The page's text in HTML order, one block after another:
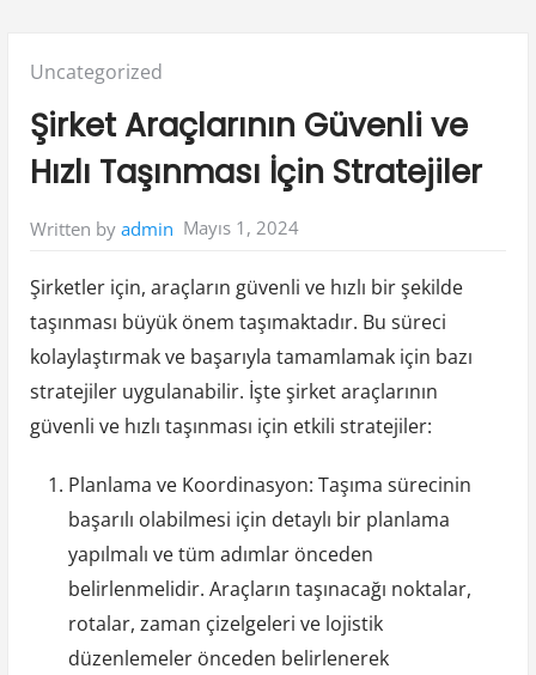
Posted
Uncategorized
Şirket Araçlarının Güvenli ve
Hızlı Taşınması İçin Stratejiler
Written by admin Mayıs 1, 2024
Şirketler için, araçların güvenli ve hızlı bir şekilde
taşınması büyük önem taşımaktadır. Bu süreci
kolaylaştırmak ve başarıyla tamamlamak için bazı
stratejiler uygulanabilir. İşte şirket araçlarının
güvenli ve hızlı taşınması için etkili stratejiler:
Planlama ve Koordinasyon: Taşıma sürecinin
başarılı olabilmesi için detaylı bir planlama
yapılmalı ve tüm adımlar önceden
belirlenmelidir. Araçların taşınacağı noktalar,
rotalar, zaman çizelgeleri ve lojistik
düzenlemeler önceden belirlenerek